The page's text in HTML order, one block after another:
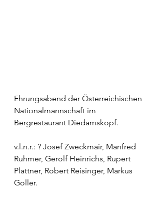
Ehrungsabend der Österreichischen
Nationalmannschaft im
Bergrestaurant Diedamskopf.
v.l.n.r.: ? Josef Zweckmair, Manfred
Ruhmer, Gerolf Heinrichs, Rupert
Plattner, Robert Reisinger, Markus
Goller.